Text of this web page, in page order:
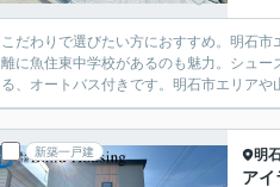
こだわりで選びたい方におすすめ。明石
離に魚住東中学校があるのも魅力。シュ
る、オートバス付きです。明石市エリア
新築一戸建 明
ア